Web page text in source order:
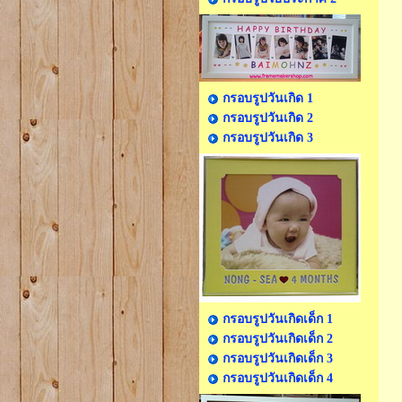
กรอบรูปวันเกิด 1
กรอบรูปวันเกิด 2
กรอบรูปวันเกิด 3
กรอบรูปวันเกิดเด็ก 1
กรอบรูปวันเกิดเด็ก 2
กรอบรูปวันเกิดเด็ก 3
กรอบรูปวันเกิดเด็ก 4